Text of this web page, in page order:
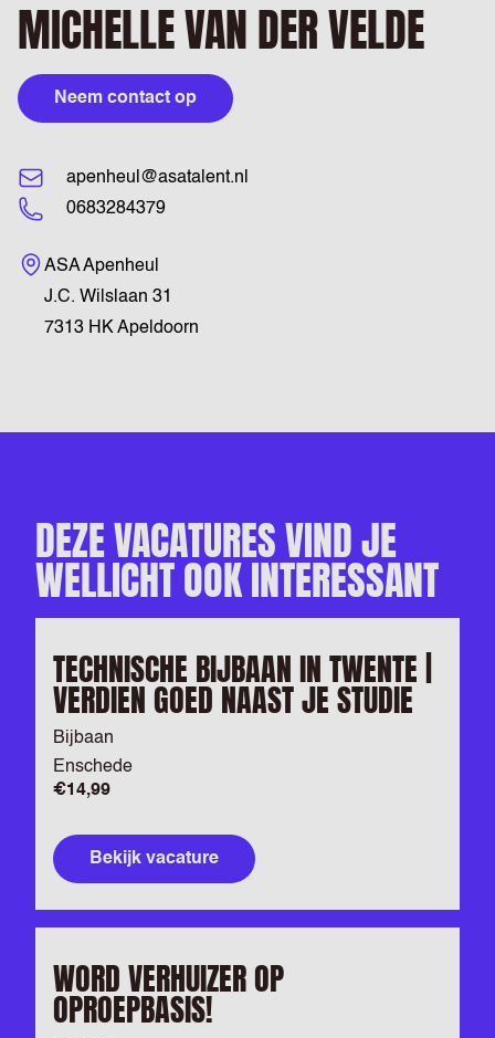
MICHELLE VAN DER VELDE
Neem contact op
apenheul@asatalent.nl
0683284379
Bezoekadres
ASA Apenheul
J.C. Wilslaan 31
7313 HK Apeldoorn
DEZE VACATURES VIND JE
WELLICHT OOK INTERESSANT
TECHNISCHE BIJBAAN IN TWENTE |
VERDIEN GOED NAAST JE STUDIE
Bijbaan
Enschede
€14,99
Bekijk vacature
WORD VERHUIZER OP
OPROEPBASIS!